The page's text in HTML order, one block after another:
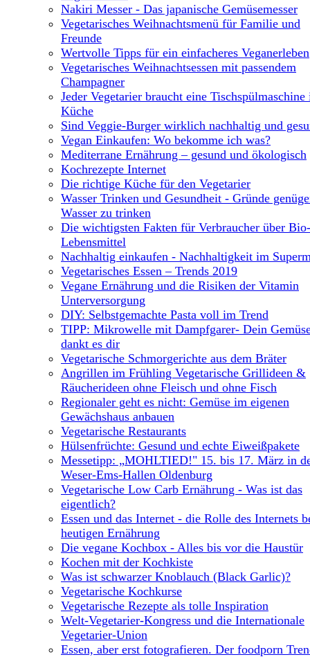
Nakiri Messer - Das japanische Gemüsemesser
Vegetarisches Weihnachtsmenü für Familie und
Freunde
Wertvolle Tipps für ein einfacheres Veganerleben
Vegetarisches Weihnachtsessen mit passendem
Champagner
Jeder Vegetarier braucht eine Tischspülmaschine
Küche
Sind Veggie-Burger wirklich nachhaltig und
Vegan Einkaufen: Wo bekomme ich was?
Mediterrane Ernährung – gesund und ökologisch
Kochrezepte Internet
Die richtige Küche für den Vegetarier
Wasser Trinken und Gesundheit - Gründe
Wasser zu trinken
Die wichtigsten Fakten für Verbraucher über Bio-
Lebensmittel
Nachhaltig einkaufen - Nachhaltigkeit im
Vegetarisches Essen – Trends 2019
Vegane Ernährung und die Risiken der Vitamin
Unterversorgung
DIY: Selbstgemachte Pasta voll im Trend
TIPP: Mikrowelle mit Dampfgarer- Dein
dankt es dir
Vegetarische Schmorgerichte aus dem Bräter
Angrillen im Frühling Vegetarische Grillideen &
Räucherideen ohne Fleisch und ohne Fisch
Regionaler geht es nicht: Gemüse im eigenen
Gewächshaus anbauen
Vegetarische Restaurants
Hülsenfrüchte: Gesund und echte Eiweißpakete
Messetipp: „MOHLTIED!" 15. bis 17. März in
Weser-Ems-Hallen Oldenburg
Vegetarische Low Carb Ernährung - Was ist das
eigentlich?
Essen und das Internet - die Rolle des Internets
heutigen Ernährung
Die vegane Kochbox - Alles bis vor die Haustür
Kochen mit der Kochkiste
Was ist schwarzer Knoblauch (Black Garlic)?
Vegetarische Kochkurse
Vegetarische Rezepte als tolle Inspiration
Welt-Vegetarier-Kongress und die Internationale
Vegetarier-Union
Essen, aber erst fotografieren. Der foodporn